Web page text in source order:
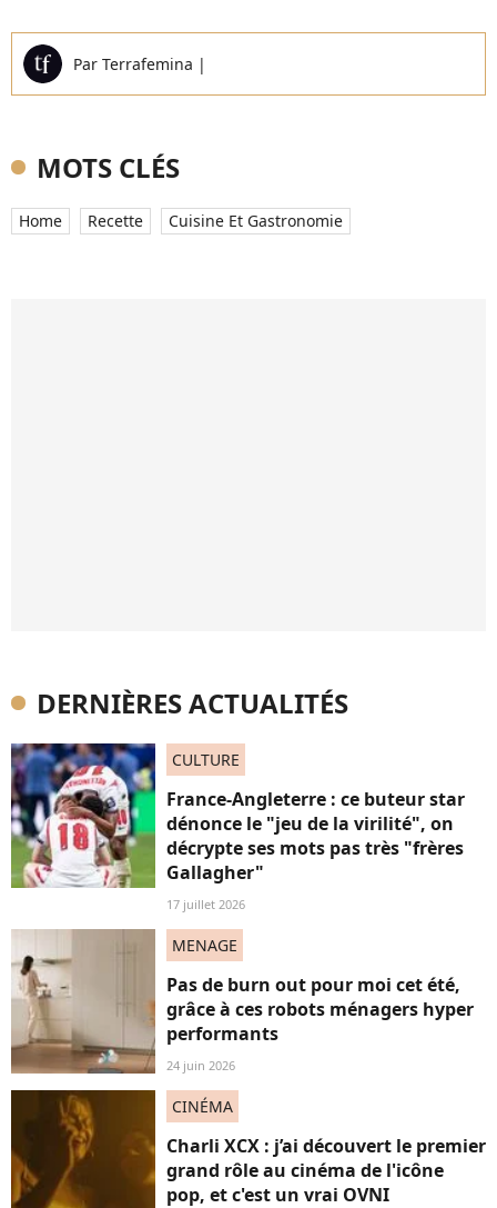
Par Terrafemina |
MOTS CLÉS
Home Recette Cuisine Et Gastronomie
DERNIÈRES ACTUALITÉS
CULTURE
France-Angleterre : ce buteur star
dénonce le "jeu de la virilité", on
décrypte ses mots pas très "frères
Gallagher"
17 juillet 2026
MENAGE
Pas de burn out pour moi cet été,
grâce à ces robots ménagers hyper
performants
24 juin 2026
CINÉMA
Charli XCX : j’ai découvert le premier
grand rôle au cinéma de l'icône
pop, et c'est un vrai OVNI